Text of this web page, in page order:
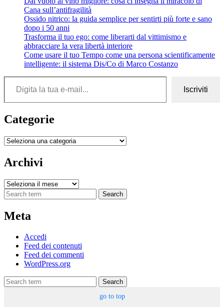
Cana sull’antifragilità
Ossido nitrico: la guida semplice per sentirti più forte e sano
dopo i 50 anni
Trasforma il tuo ego: come liberarti dal vittimismo e
abbracciare la vera libertà interiore
Come usare il tuo Tempo come una persona scientificamente
intelligente: il sistema Dis/Co di Marco Costanzo
Digita la tua e-mail...
Iscriviti
Categorie
Categorie
Archivi
Archivi
Search
Meta
Accedi
Feed dei contenuti
Feed dei commenti
WordPress.org
Search
go to top